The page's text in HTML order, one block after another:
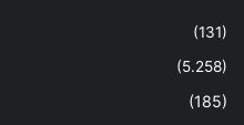
(131)
(5.258)
(185)